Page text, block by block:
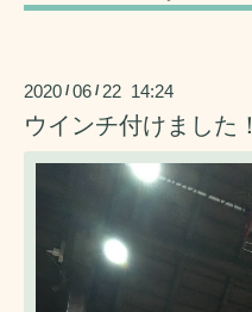
2020 /06 / 22 14:24
ウインチ付けました！